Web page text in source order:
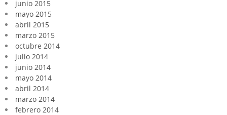
junio 2015
mayo 2015
abril 2015
marzo 2015
octubre 2014
julio 2014
junio 2014
mayo 2014
abril 2014
marzo 2014
febrero 2014